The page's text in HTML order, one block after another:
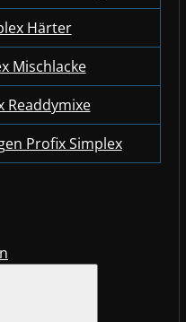
Härter
Mischlacke
Readdymixe
Profix Simplex